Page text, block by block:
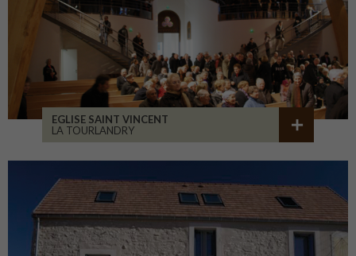
EGLISE SAINT VINCENT
LA TOURLANDRY